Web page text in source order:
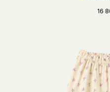
16